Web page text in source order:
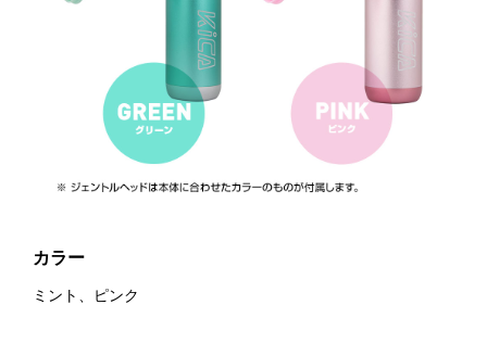
カラー
ミント、ピンク